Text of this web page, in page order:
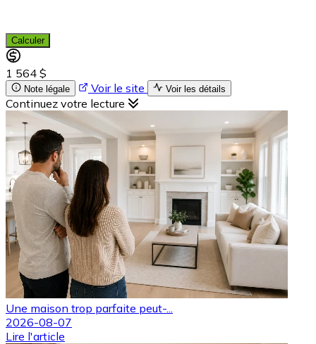
Calculer
1 564 $
Note légale Voir le site Voir les détails
Continuez votre lecture
Une maison trop parfaite peut-...
2026-08-07
Lire l'article